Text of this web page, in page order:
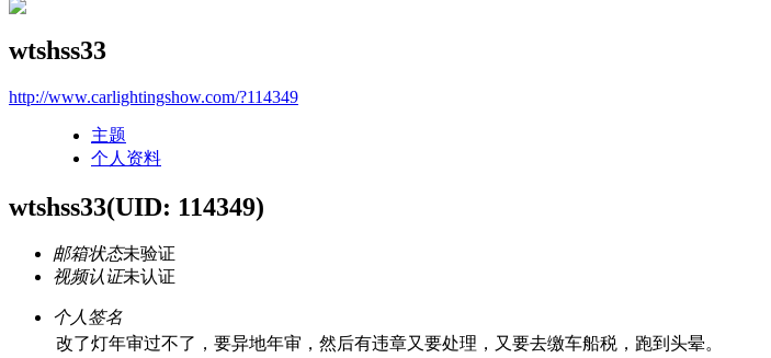
wtshss33
http://www.carlightingshow.com/?114349
主题
个人资料
wtshss33(UID: 114349)
邮箱状态未验证
视频认证未认证
个人签名
改了灯年审过不了，要异地年审，然后有违章又要处理，又要去缴车船税，跑到头晕。